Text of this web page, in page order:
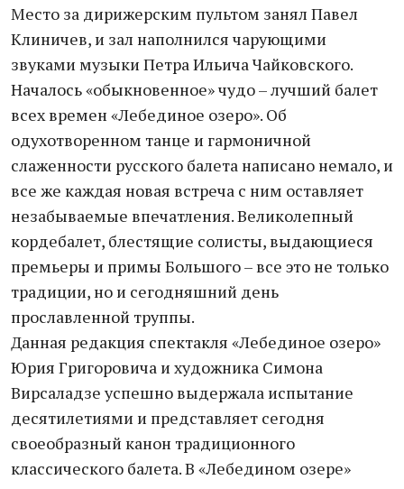
Место за дирижерским пультом занял Павел
Клиничев, и зал наполнился чарующими
звуками музыки Петра Ильича Чайковского.
Началось «обыкновенное» чудо – лучший балет
всех времен «Лебединое озеро». Об
одухотворенном танце и гармоничной
слаженности русского балета написано немало, и
все же каждая новая встреча с ним оставляет
незабываемые впечатления. Великолепный
кордебалет, блестящие солисты, выдающиеся
премьеры и примы Большого – все это не только
традиции, но и сегодняшний день
прославленной труппы.
Данная редакция спектакля «Лебединое озеро»
Юрия Григоровича и художника Симона
Вирсаладзе успешно выдержала испытание
десятилетиями и представляет сегодня
своеобразный канон традиционного
классического балета. В «Лебедином озере»